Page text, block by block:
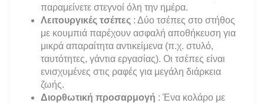
παραμείνετε στεγνοί όλη την ημέρα.
Λειτουργικές τσέπες : Δύο τσέπες στο στήθος
με κουμπιά παρέχουν ασφαλή αποθήκευση για
μικρά απαραίτητα αντικείμενα (π.χ. στυλό,
ταυτότητες, γάντια εργασίας). Οι τσέπες είναι
ενισχυμένες στις ραφές για μεγάλη διάρκεια
ζωής.
Διορθωτική προσαρμογή : Ένα κολάρο με